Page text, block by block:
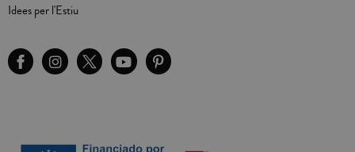
Idees per l'Estiu